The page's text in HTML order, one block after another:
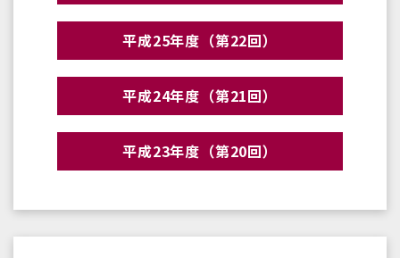
平成25年度（第22回）
平成24年度（第21回）
平成23年度（第20回）